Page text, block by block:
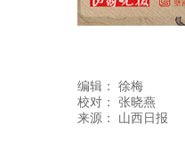
编辑： 徐梅
校对： 张晓燕